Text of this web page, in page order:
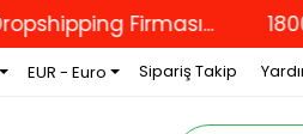
Firması... 18000
EUR - Euro Sipariş Takip